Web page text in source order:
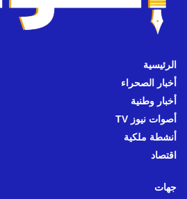
الرئيسية
أخبار الصحراء
أخبار وطنية
أصوات نيوز TV
أنشطة ملكية
اقتصاد
جهات